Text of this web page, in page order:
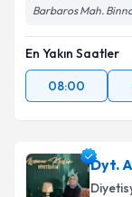
Barbaros Mah.
En Yakın Saatler
08:00
Dyt.